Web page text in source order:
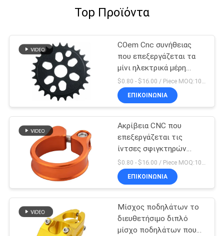
Top Προϊόντα
COem Cnc συνήθειας
που επεξεργάζεται τα
μίνι ηλεκτρικά μέρη
ποδηλάτων ρύπου
μερών στη μηχανή
$0.80 - $16.00 / Piece MOQ:10 κομμάτια
ΕΠΙΚΟΙΝΩΝΊΑ
Ακρίβεια CNC που
επεξεργάζεται τις
ίντσες σφιγκτηρών
Seatpost ποδηλάτων 5
X 4 μερών στη μηχανή
$0.80 - $16.00 / Piece MOQ:10 κομμάτια
ΕΠΙΚΟΙΝΩΝΊΑ
Μίσχος ποδηλάτων το
διευθετήσιμο διπλό
μίσχο ποδηλάτων που